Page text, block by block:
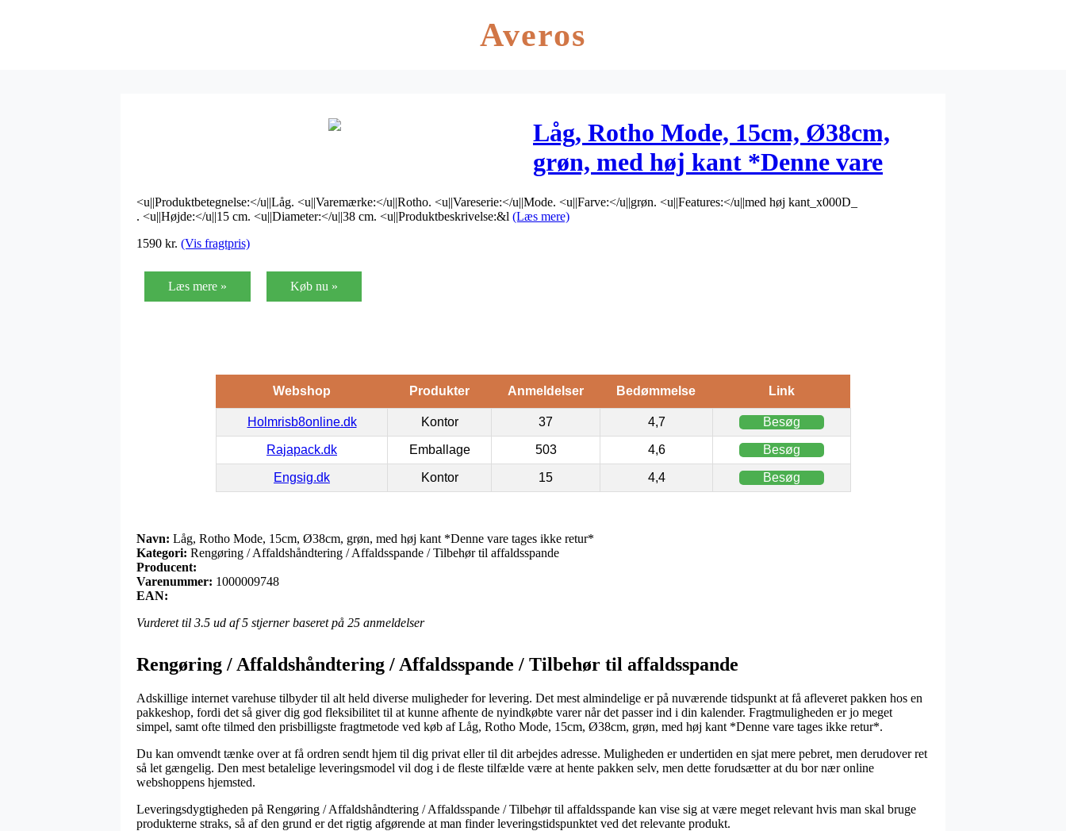
Averos
Låg, Rotho Mode, 15cm, Ø38cm,
grøn, med høj kant *Denne vare
tages ikke retur*
<u||Produktbetegnelse:</u||Låg. <u||Varemærke:</u||Rotho. <u||Vareserie:</u||Mode. <u||Farve:</u||grøn. <u||Features:</u||med høj kant_x000D_
. <u||Højde:</u||15 cm. <u||Diameter:</u||38 cm. <u||Produktbeskrivelse:&l (Læs mere)
1590 kr. (Vis fragtpris)
Læs mere » Køb nu »
Webshop Produkter Anmeldelser Bedømmelse Link
Holmrisb8online.dk Kontor 37 4,7 Besøg
Rajapack.dk Emballage 503 4,6 Besøg
Engsig.dk Kontor 15 4,4 Besøg
Navn: Låg, Rotho Mode, 15cm, Ø38cm, grøn, med høj kant *Denne vare tages ikke retur*
Kategori: Rengøring / Affaldshåndtering / Affaldsspande / Tilbehør til affaldsspande
Producent:
Varenummer: 1000009748
EAN:
Vurderet til 3.5 ud af 5 stjerner baseret på 25 anmeldelser
Rengøring / Affaldshåndtering / Affaldsspande / Tilbehør til affaldsspande
Adskillige internet varehuse tilbyder til alt held diverse muligheder for levering. Det mest almindelige er på nuværende tidspunkt at få afleveret pakken hos en
pakkeshop, fordi det så giver dig god fleksibilitet til at kunne afhente de nyindkøbte varer når det passer ind i din kalender. Fragtmuligheden er jo meget
simpel, samt ofte tilmed den prisbilligste fragtmetode ved køb af Låg, Rotho Mode, 15cm, Ø38cm, grøn, med høj kant *Denne vare tages ikke retur*.
Du kan omvendt tænke over at få ordren sendt hjem til dig privat eller til dit arbejdes adresse. Muligheden er undertiden en sjat mere pebret, men derudover ret
så let gængelig. Den mest betalelige leveringsmodel vil dog i de fleste tilfælde være at hente pakken selv, men dette forudsætter at du bor nær online
webshoppens hjemsted.
Leveringsdygtigheden på Rengøring / Affaldshåndtering / Affaldsspande / Tilbehør til affaldsspande kan vise sig at være meget relevant hvis man skal bruge
produkterne straks, så af den grund er det rigtig afgørende at man finder leveringstidspunktet ved det relevante produkt.